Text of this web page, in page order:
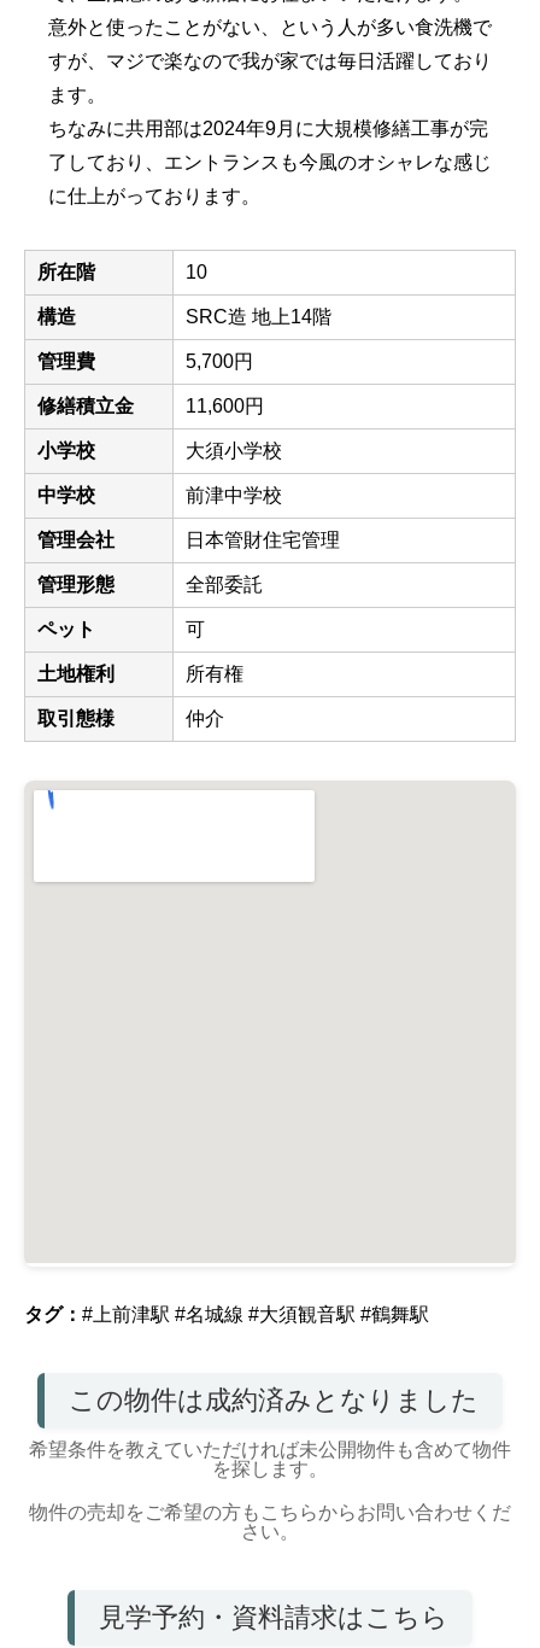
意外と使ったことがない、という人が多い食洗機で
すが、マジで楽なので我が家では毎日活躍しており
ます。
ちなみに共用部は2024年9月に大規模修繕工事が完
了しており、エントランスも今風のオシャレな感じ
に仕上がっております。
所在階 10
構造 SRC造 地上14階
管理費 5,700円
修繕積立金 11,600円
小学校 大須小学校
中学校 前津中学校
管理会社 日本管財住宅管理
管理形態 全部委託
ペット 可
土地権利 所有権
取引態様 仲介
タグ： #上前津駅 #名城線 #大須観音駅 #鶴舞駅
この物件は成約済みとなりました
希望条件を教えていただければ未公開物件も含めて物件
を探します。
物件の売却をご希望の方もこちらからお問い合わせくだ
さい。
見学予約・資料請求はこちら